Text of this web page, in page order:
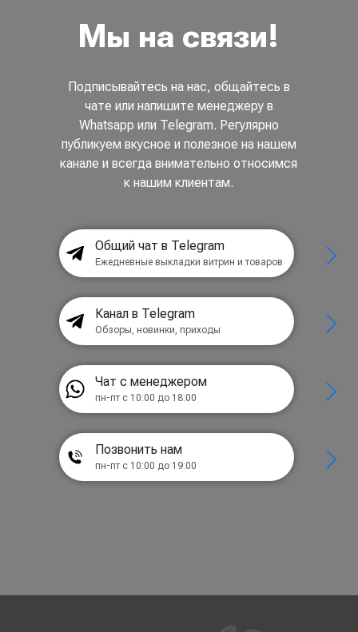
Мы на связи!
Подписывайтесь на нас, общайтесь в
чате или напишите менеджеру в
Whatsapp или Telegram. Регулярно
публикуем вкусное и полезное на нашем
канале и всегда внимательно относимся
к нашим клиентам.
Общий чат в Telegram
Ежедневные выкладки витрин и товаров
Канал в Telegram
Обзоры, новинки, приходы
Чат с менеджером
пн-пт с 10:00 до 18:00
Позвонить нам
пн-пт с 10:00 до 19:00